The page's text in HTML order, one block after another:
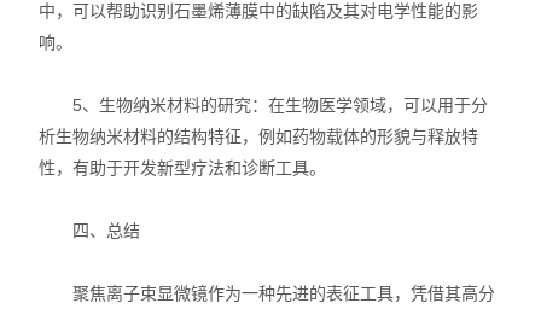
中，可以帮助识别石墨烯薄膜中的缺陷及其对电学性能的影
响。
5、生物纳米材料的研究：在生物医学领域，可以用于分
析生物纳米材料的结构特征，例如药物载体的形貌与释放特
性，有助于开发新型疗法和诊断工具。
四、总结
聚焦离子束显微镜作为一种先进的表征工具，凭借其高分